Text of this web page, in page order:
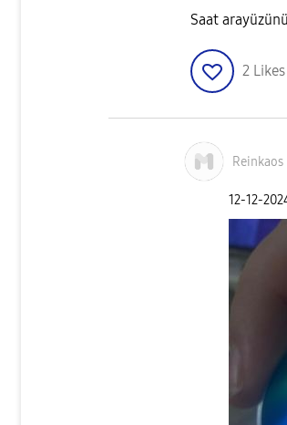
Saat
2 Likes
Reinkaos
‎12-12-